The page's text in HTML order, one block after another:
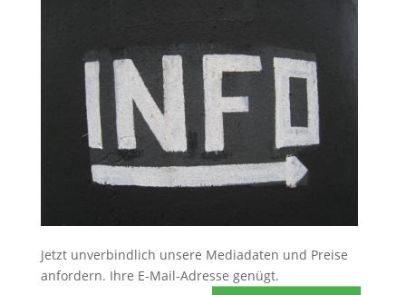
Jetzt unverbindlich unsere Mediadaten und Preise
anfordern. Ihre E-Mail-Adresse genügt.